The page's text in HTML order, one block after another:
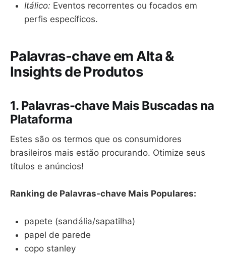
Itálico: Eventos recorrentes ou focados em
perfis específicos.
Palavras-chave em Alta &
Insights de Produtos
1. Palavras-chave Mais Buscadas na
Plataforma
Estes são os termos que os consumidores
brasileiros mais estão procurando. Otimize seus
títulos e anúncios!
Ranking de Palavras-chave Mais Populares:
papete (sandália/sapatilha)
papel de parede
copo stanley